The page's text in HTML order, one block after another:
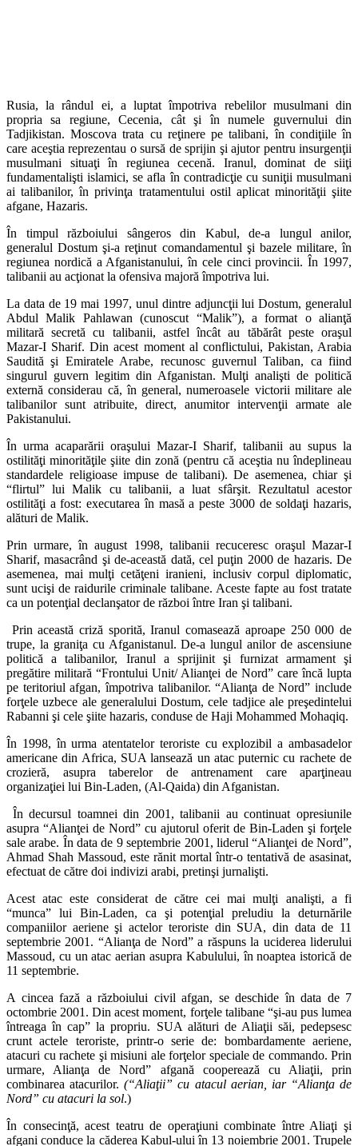
Rusia, la rândul ei, a luptat împotriva rebelilor musulmani din
propria sa regiune, Cecenia, cât şi în numele guvernului din
Tadjikistan. Moscova trata cu reţinere pe talibani, în condiţiile în
care aceştia reprezentau o sursă de sprijin şi ajutor pentru insurgenţii
musulmani situaţi în regiunea cecenă. Iranul, dominat de siiţi
fundamentalişti islamici, se afla în contradicţie cu suniţii musulmani
ai talibanilor, în privinţa tratamentului ostil aplicat minorităţii şiite
afgane, Hazaris.
În timpul războiului sângeros din Kabul, de-a lungul anilor,
generalul Dostum şi-a reţinut comandamentul şi bazele militare, în
regiunea nordică a Afganistanului, în cele cinci provincii. În 1997,
talibanii au acţionat la ofensiva majoră împotriva lui.
La data de 19 mai 1997, unul dintre adjuncţii lui Dostum, generalul
Abdul Malik Pahlawan (cunoscut “Malik”), a format o alianţă
militară secretă cu talibanii, astfel încât au tăbărât peste oraşul
Mazar-I Sharif. Din acest moment al conflictului, Pakistan, Arabia
Saudită şi Emiratele Arabe, recunosc guvernul Taliban, ca fiind
singurul guvern legitim din Afganistan. Mulţi analişti de politică
externă considerau că, în general, numeroasele victorii militare ale
talibanilor sunt atribuite, direct, anumitor intervenţii armate ale
Pakistanului.
În urma acaparării oraşului Mazar-I Sharif, talibanii au supus la
ostilităţi minorităţile şiite din zonă (pentru că aceştia nu îndeplineau
standardele religioase impuse de talibani). De asemenea, chiar şi
“flirtul” lui Malik cu talibanii, a luat sfârşit. Rezultatul acestor
ostilităţi a fost: executarea în masă a peste 3000 de soldaţi hazaris,
alături de Malik.
Prin urmare, în august 1998, talibanii recuceresc oraşul Mazar-I
Sharif, masacrând şi de-această dată, cel puţin 2000 de hazaris. De
asemenea, mai mulţi cetăţeni iranieni, inclusiv corpul diplomatic,
sunt ucişi de raidurile criminale talibane. Aceste fapte au fost tratate
ca un potenţial declanşator de război între Iran şi talibani.
Prin această criză sporită, Iranul comasează aproape 250 000 de
trupe, la graniţa cu Afganistanul. De-a lungul anilor de ascensiune
politică a talibanilor, Iranul a sprijinit şi furnizat armament şi
pregătire militară “Frontului Unit/ Alianţei de Nord” care încă lupta
pe teritoriul afgan, împotriva talibanilor. “Alianţa de Nord” include
forţele uzbece ale generalului Dostum, cele tadjice ale preşedintelui
Rabanni şi cele şiite hazaris, conduse de Haji Mohammed Mohaqiq.
În 1998, în urma atentatelor teroriste cu explozibil a ambasadelor
americane din Africa, SUA lansează un atac puternic cu rachete de
crozieră, asupra taberelor de antrenament care aparţineau
organizaţiei lui Bin-Laden, (Al-Qaida) din Afganistan.
În decursul toamnei din 2001, talibanii au continuat opresiunile
asupra “Alianţei de Nord” cu ajutorul oferit de Bin-Laden şi forţele
sale arabe. În data de 9 septembrie 2001, liderul “Alianţei de Nord”,
Ahmad Shah Massoud, este rănit mortal într-o tentativă de asasinat,
efectuat de către doi indivizi arabi, pretinşi jurnalişti.
Acest atac este considerat de către cei mai mulţi analişti, a fi
“munca” lui Bin-Laden, ca şi potenţial preludiu la deturnările
companiilor aeriene şi actelor teroriste din SUA, din data de 11
septembrie 2001. “Alianţa de Nord” a răspuns la uciderea liderului
Massoud, cu un atac aerian asupra Kabulului, în noaptea istorică de
11 septembrie.
A cincea fază a războiului civil afgan, se deschide în data de 7
octombrie 2001. Din acest moment, forţele talibane “şi-au pus lumea
întreaga în cap” la propriu. SUA alături de Aliaţii săi, pedepsesc
crunt actele teroriste, printr-o serie de: bombardamente aeriene,
atacuri cu rachete şi misiuni ale forţelor speciale de commando. Prin
urmare, Alianţa de Nord” afgană cooperează cu Aliaţii, prin
combinarea atacurilor.(“Aliaţii” cu atacul aerian, iar “Alianţa de
Nord” cu atacuri la sol.)
În consecinţă, acest teatru de operaţiuni combinate între Aliaţi şi
afgani conduce la căderea Kabul-ului în 13 noiembrie 2001. Trupele